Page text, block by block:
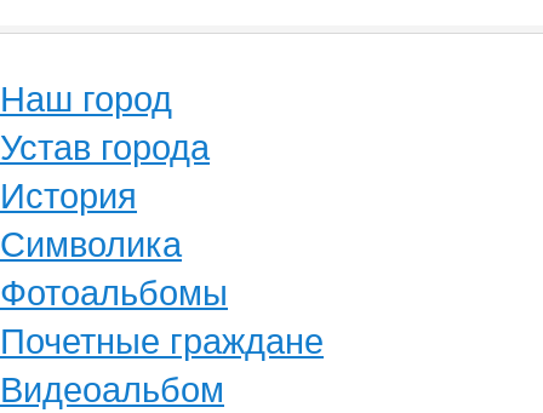
Наш город
Устав города
История
Символика
Фотоальбомы
Почетные граждане
Видеоальбом